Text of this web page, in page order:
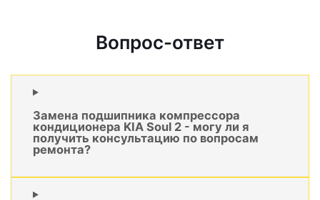
Вопрос-ответ
Замена подшипника компрессора
кондиционера KIA Soul 2 - могу ли я
получить консультацию по вопросам
ремонта?